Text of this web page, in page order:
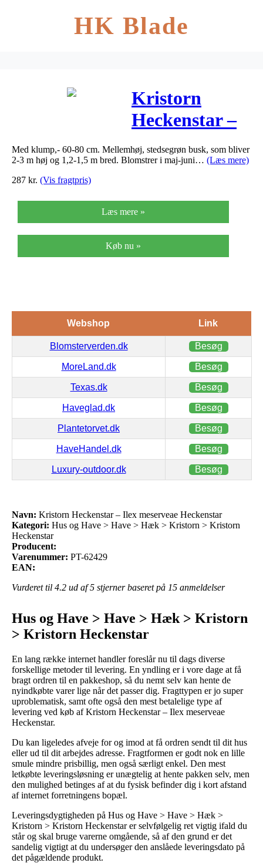
HK Blade
Kristorn
Heckenstar –
Ilex meserveae
Heckenstar
Med klump,- 60-80 cm. Mellemhøj, stedsegrøn busk, som bliver
2-3 m høj og 1,2-1,5 m bred. Blomstrer i maj-juni… (Læs mere)
287 kr. (Vis fragtpris)
Læs mere »
Køb nu »
Webshop Link
Blomsterverden.dk Besøg
MoreLand.dk Besøg
Texas.dk Besøg
Haveglad.dk Besøg
Plantetorvet.dk Besøg
HaveHandel.dk Besøg
Luxury-outdoor.dk Besøg
Navn: Kristorn Heckenstar – Ilex meserveae Heckenstar
Kategori: Hus og Have > Have > Hæk > Kristorn > Kristorn
Heckenstar
Producent:
Varenummer: PT-62429
EAN:
Vurderet til 4.2 ud af 5 stjerner baseret på 15 anmeldelser
Hus og Have > Have > Hæk > Kristorn
> Kristorn Heckenstar
En lang række internet handler foreslår nu til dags diverse
forskellige metoder til levering. En yndling er i vore dage at få
bragt ordren til en pakkeshop, så du nemt selv kan hente de
nyindkøbte varer lige når det passer dig. Fragttypen er jo super
uproblematisk, samt ofte også den mest betalelige type af
levering ved køb af Kristorn Heckenstar – Ilex meserveae
Heckenstar.
Du kan ligeledes afveje for og imod at få ordren sendt til dit hus
eller ud til dit arbejdes adresse. Fragtformen er godt nok en lille
smule mindre prisbillig, men også særligt enkel. Den mest
letkøbte leveringsløsning er unægtelig at hente pakken selv, men
den mulighed betinges af at du fysisk befinder dig i kort afstand
af internet forretningens bopæl.
Leveringsdygtigheden på Hus og Have > Have > Hæk >
Kristorn > Kristorn Heckenstar er selvfølgelig ret vigtig ifald du
står og skal bruge varerne omgående, så af den grund er det
sandelig vigtigt at du undersøger den anslåede leveringsdato på
det pågældende produkt.